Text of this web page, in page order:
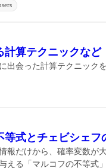
計算テクニックなど
出会った計算テクニック
等式とチェビシェフ
報だけから、確率変数が
える「マルコフの不等式